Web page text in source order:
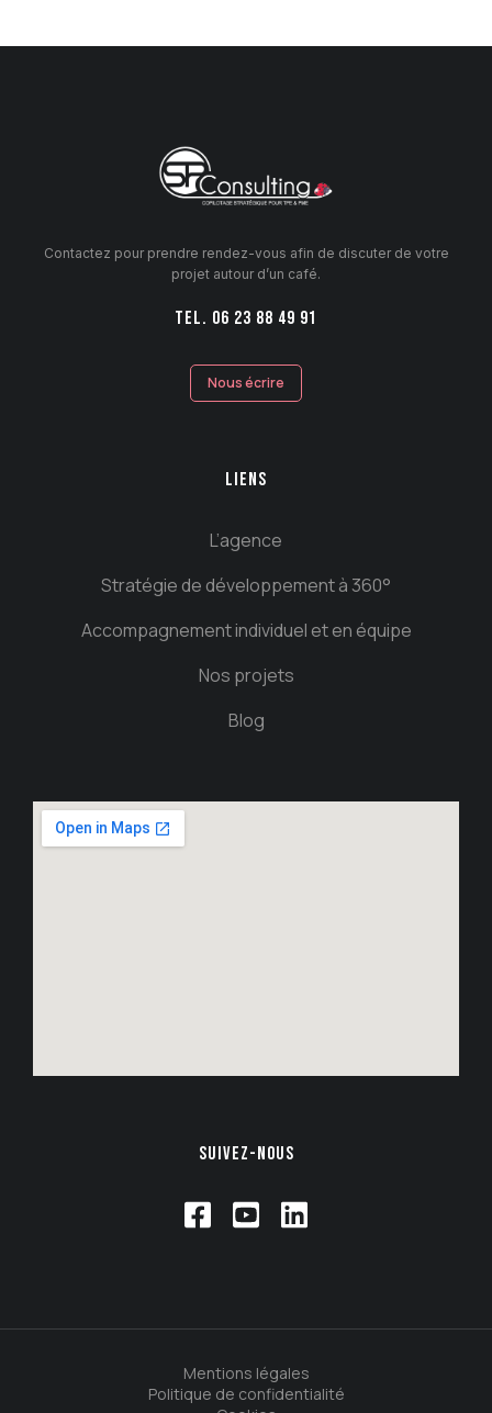
Contactez pour prendre rendez-vous afin de discuter de votre
projet autour d’un café.
TEL. 06 23 88 49 91
Nous écrire
LIENS
L’agence
Stratégie de développement à 360°
Accompagnement individuel et en équipe
Nos projets
Blog
SUIVEZ-NOUS
Mentions légales
Politique de confidentialité